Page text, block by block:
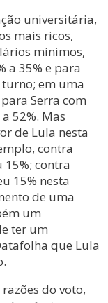
universitária,
mais ricos,
mínimos,
a 35% e para
em uma
Serra com
52%. Mas
de Lula nesta
contra
contra
15% nesta
de uma
um
ter um
que Lula
do voto,